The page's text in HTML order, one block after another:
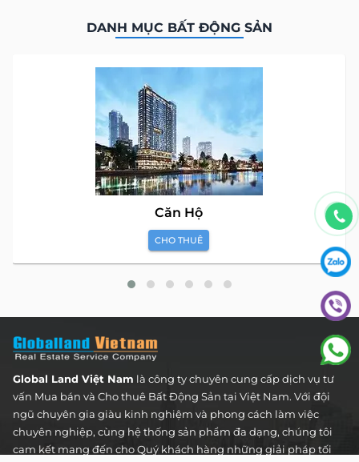
DANH MỤC BẤT ĐỘNG SẢN
Căn Hộ
CHO THUÊ
Global Land Việt Nam là công ty chuyên cung cấp dịch vụ tư
vấn Mua bán và Cho thuê Bất Động Sản tại Việt Nam. Với đội
ngũ chuyên gia giàu kinh nghiệm và phong cách làm việc
chuyên nghiệp, cùng hệ thống sản phẩm đa dạng, chúng tôi
cam kết mang đến cho Quý khách hàng những giải pháp tối